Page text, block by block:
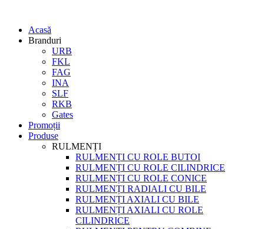
Acasă
Branduri
URB
FKL
FAG
INA
SLF
RKB
Gates
Promoții
Produse
RULMENȚI
RULMENȚI CU ROLE BUTOI
RULMENȚI CU ROLE CILINDRICE
RULMENȚI CU ROLE CONICE
RULMENȚI RADIALI CU BILE
RULMENȚI AXIALI CU BILE
RULMENȚI AXIALI CU ROLE
CILINDRICE